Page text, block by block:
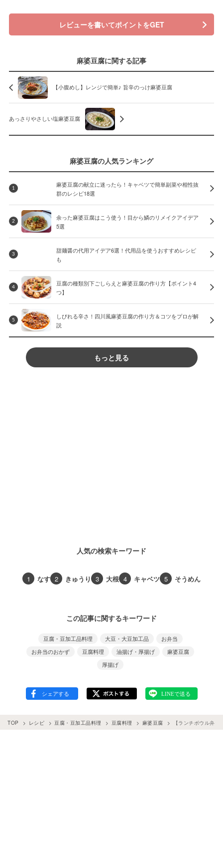
レビューを書いてポイントをGET
麻婆豆腐に関する記事
【小腹めし】レンジで簡単♪ 旨辛のっけ麻婆豆腐
あっさりやさしい塩麻婆豆腐
麻婆豆腐の人気ランキング
1
麻婆豆腐の献立に迷ったら！キャベツで簡単副菜や相性抜
群のレシピ18選
2
余った麻婆豆腐はこう使う！目から鱗のリメイクアイデア
5選
3
甜麺醤の代用アイデア6選！代用品を使うおすすめレシピ
も
4
豆腐の種類別下ごしらえと麻婆豆腐の作り方【ポイント4
つ】
5
しびれる辛さ！四川風麻婆豆腐の作り方＆コツをプロが解
説
もっと見る
人気の検索キーワード
1 なす 2 きゅうり 3 大根 4 キャベツ 5 そうめん
この記事に関するキーワード
豆腐・豆加工品料理 大豆・大豆加工品
お弁当
お弁当のおかず
豆腐料理 油揚げ・厚揚げ
麻婆豆腐
厚揚げ
TOP レシピ 豆腐・豆加工品料理 豆腐料理 麻婆豆腐 【ランチボウル弁